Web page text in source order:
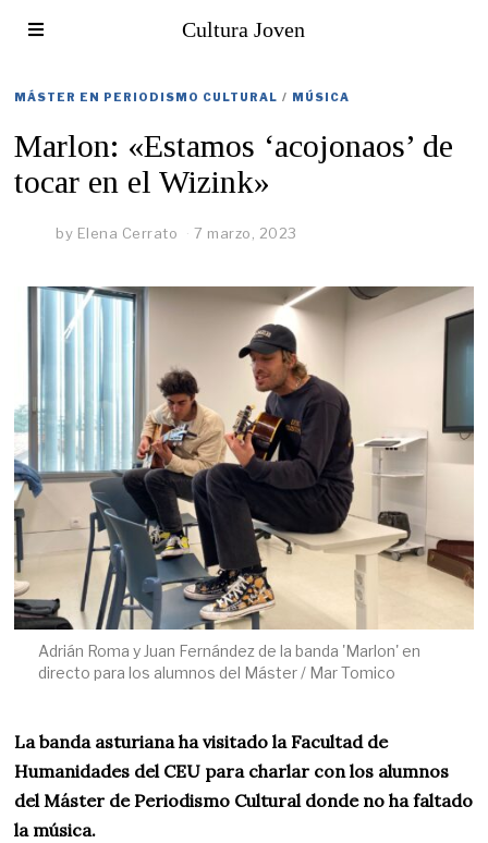
Cultura Joven
MÁSTER EN PERIODISMO CULTURAL / MÚSICA
Marlon: «Estamos ‘acojonaos’ de
tocar en el Wizink»
by Elena Cerrato 7 marzo, 2023
Adrián Roma y Juan Fernández de la banda 'Marlon' en
directo para los alumnos del Máster / Mar Tomico
La banda asturiana ha visitado la Facultad de
Humanidades del CEU para charlar con los alumnos
del Máster de Periodismo Cultural donde no ha faltado
la música.